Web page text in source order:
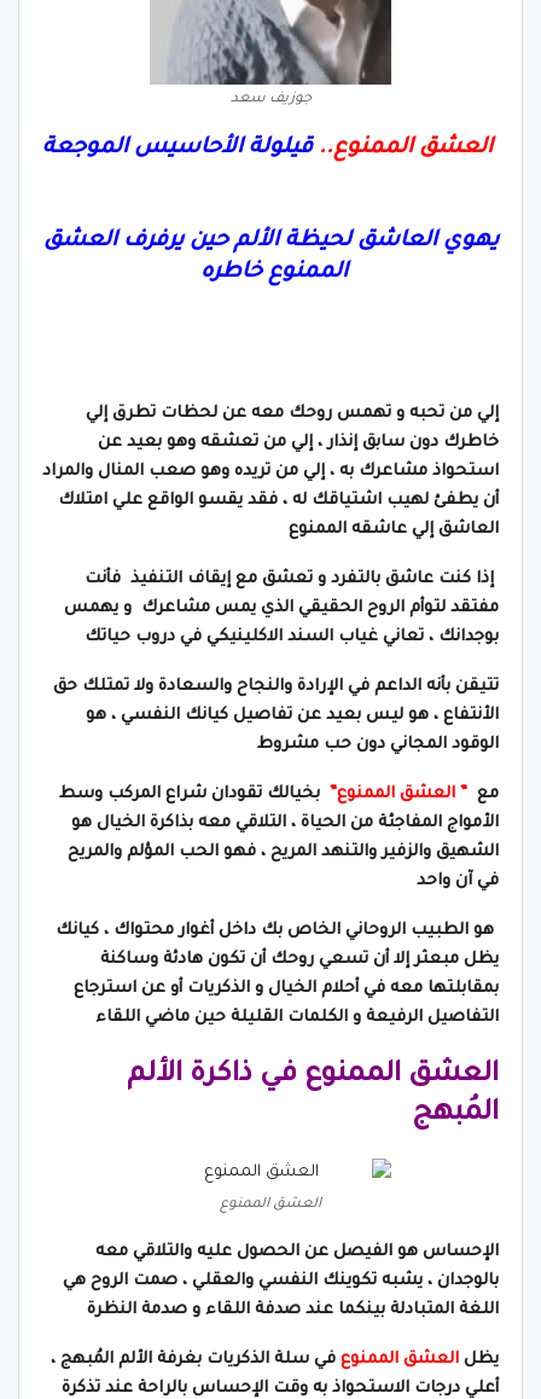
جوزيف سعد
العشق الممنوع.. قيلولة الأحاسيس الموجعة
يهوي العاشق لحيظة الألم حين يرفرف العشق
الممنوع خاطره
إلي من تحبه و تهمس روحك معه عن لحظات تطرق إلي
خاطرك دون سابق إنذار ، إلي من تعشقه وهو بعيد عن
استحواذ مشاعرك به ، إلي من تريده وهو صعب المنال والمراد
أن يطفئ لهيب اشتياقك له ، فقد يقسو الواقع علي امتلاك
العاشق إلي عاشقه الممنوع
إذا كنت عاشق بالتفرد و تعشق مع إيقاف التنفيذ فأنت
مفتقد لتوأم الروح الحقيقي الذي يمس مشاعرك و يهمس
بوجدانك ، تعاني غياب السند الاكلينيكي في دروب حياتك
تتيقن بأنه الداعم في الإرادة والنجاح والسعادة ولا تمتلك حق
الأنتفاع ، هو ليس بعيد عن تفاصيل كيانك النفسي ، هو
الوقود المجاني دون حب مشروط
مع ” العشق الممنوع” بخيالك تقودان شراع المركب وسط
الأمواج المفاجئة من الحياة ، التلاقي معه بذاكرة الخيال هو
الشهيق والزفير والتنهد المريح ، فهو الحب المؤلم والمريح
في آن واحد
هو الطبيب الروحاني الخاص بك داخل أغوار محتواك ، كيانك
يظل مبعثر إلا أن تسعي روحك أن تكون هادئة وساكنة
بمقابلتها معه في أحلام الخيال و الذكريات أو عن استرجاع
التفاصيل الرفيعة و الكلمات القليلة حين ماضي اللقاء
العشق الممنوع في ذاكرة الألم
المُبهج
العشق الممنوع
الإحساس هو الفيصل عن الحصول عليه والتلاقي معه
بالوجدان ، يشبه تكوينك النفسي والعقلي ، صمت الروح هي
اللغة المتبادلة بينكما عند صدفة اللقاء و صدمة النظرة
يظل العشق الممنوع في سلة الذكريات بغرفة الألم المُبهج ،
أعلي درجات الاستحواذ به وقت الإحساس بالراحة عند تذكرة